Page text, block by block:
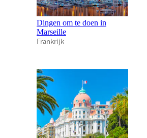
Dingen om te doen in
Marseille
Frankrijk